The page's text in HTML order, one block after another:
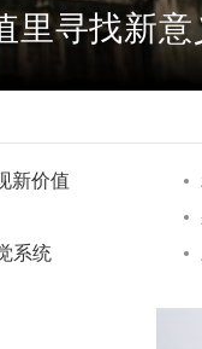
里寻找新
新价值
系统